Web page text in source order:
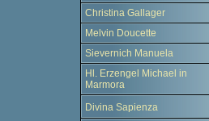
Christina Gallager
Melvin Doucette
Sievernich Manuela
Hl. Erzengel Michael in
Marmora
Divina Sapienza